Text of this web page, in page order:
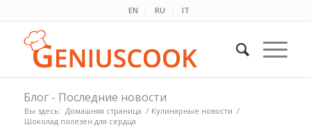
EN RU IT
Блог - Последние новости
Вы здесь: Домашняя страница / Кулинарные новости /
Шоколад полезен для сердца